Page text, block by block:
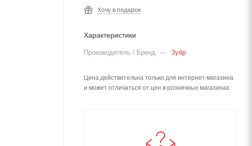
Хочу в подарок
Характеристики
Производитель / Бренд — Зубр
Цена действительна только для интернет-магазина
и может отличаться от цен в розничных магазинах